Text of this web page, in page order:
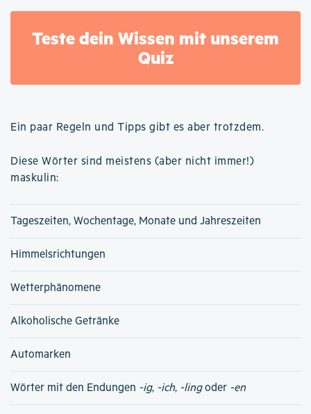
Teste dein Wissen mit unserem
Quiz
Ein paar Regeln und Tipps gibt es aber trotzdem.
Diese Wörter sind meistens (aber nicht immer!)
maskulin:
Tageszeiten, Wochentage, Monate und Jahreszeiten
Himmelsrichtungen
Wetterphänomene
Alkoholische Getränke
Automarken
Wörter mit den Endungen -ig, -ich, -lingoder -en